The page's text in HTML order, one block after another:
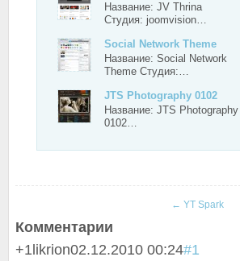
Название: JV Thrina
Студия: joomvision…
Social Network Theme
Название: Social Network
Theme Студия:…
JTS Photography 0102
Название: JTS Photography
0102…
← YT Spark
Комментарии
+1 likrion02.12.2010 00:24#1